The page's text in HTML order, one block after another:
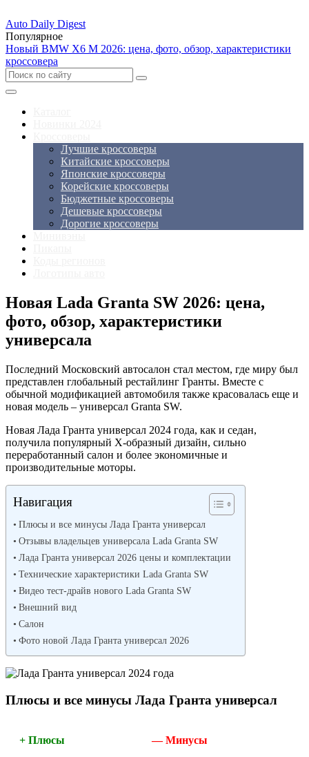
Auto Daily Digest
Популярное
Новый BMW X6 M 2026: цена, фото, обзор, характеристики
кроссовера
Лучшие кроссоверы
Китайские кроссоверы
Японские кроссоверы
Корейские кроссоверы
Бюджетные кроссоверы
Дешевые кроссоверы
Дорогие кроссоверы
Новая Lada Granta SW 2026: цена,
фото, обзор, характеристики
универсала
Последний Московский автосалон стал местом, где миру был
представлен глобальный рестайлинг Гранты. Вместе с
обычной модификацией автомобиля также красовалась еще и
новая модель – универсал Granta SW.
Новая Лада Гранта универсал 2024 года, как и седан,
получила популярный Х-образный дизайн, сильно
переработанный салон и более экономичные и
производительные моторы.
Навигация
Плюсы и все минусы Лада Гранта универсал
Отзывы владельцев универсала Lada Granta SW
Лада Гранта универсал 2026 цены и комплектации
Технические характеристики Lada Granta SW
Видео тест-драйв нового Lada Granta SW
Внешний вид
Салон
Фото новой Лада Гранта универсал 2026
Плюсы и все минусы Лада Гранта универсал
+ Плюсы
— Минусы